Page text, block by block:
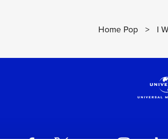
Home Pop > I